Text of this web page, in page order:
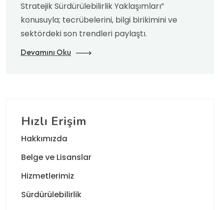
Stratejik Sürdürülebilirlik Yaklaşımları”
konusuyla; tecrübelerini, bilgi birikimini ve
sektördeki son trendleri paylaştı.
Devamını Oku
Hızlı Erişim
Hakkımızda
Belge ve Lisanslar
Hizmetlerimiz
Sürdürülebilirlik